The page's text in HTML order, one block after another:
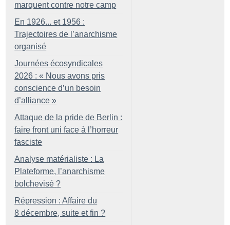
marquent contre notre camp
En 1926... et 1956 :
Trajectoires de l’anarchisme
organisé
Journées écosyndicales
2026 : « Nous avons pris
conscience d’un besoin
d’alliance »
Attaque de la pride de Berlin :
faire front uni face à l’horreur
fasciste
Analyse matérialiste : La
Plateforme, l’anarchisme
bolchevisé ?
Répression : Affaire du
8 décembre, suite et fin ?